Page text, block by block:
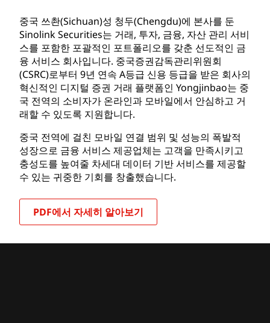
중국 쓰촨(Sichuan)성 청두(Chengdu)에 본사를 둔
Sinolink Securities는 거래, 투자, 금융, 자산 관리 서비
스를 포함한 포괄적인 포트폴리오를 갖춘 선도적인 금
융 서비스 회사입니다. 중국증권감독관리위원회
(CSRC)로부터 9년 연속 A등급 신용 등급을 받은 회사의
혁신적인 디지털 증권 거래 플랫폼인 Yongjinbao는 중
국 전역의 소비자가 온라인과 모바일에서 안심하고 거
래할 수 있도록 지원합니다.
중국 전역에 걸친 모바일 연결 범위 및 성능의 폭발적
성장으로 금융 서비스 제공업체는 고객을 만족시키고
충성도를 높여줄 차세대 데이터 기반 서비스를 제공할
수 있는 귀중한 기회를 창출했습니다.
PDF에서 자세히 알아보기